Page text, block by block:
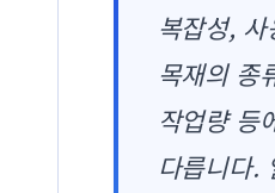
복잡성,
목재의 종
작업량 등
다릅니다.